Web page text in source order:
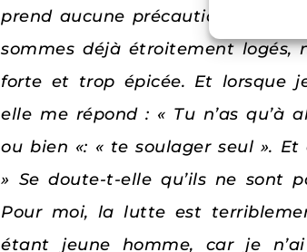
prend aucune précaution pour
sommes déjà étroitement
forte et trop épicée. Et lorsque
elle me répond : « Tu n’as
ou bien «: « te soulager seul ».
» Se doute-t-elle qu’ils ne sont
Pour moi, la lutte est
étant jeune homme, car je